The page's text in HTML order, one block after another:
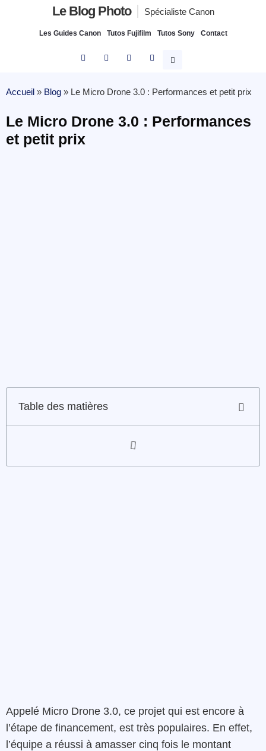
Le Blog Photo Spécialiste Canon
Les Guides Canon Tutos Fujifilm Tutos Sony Contact
Accueil » Blog » Le Micro Drone 3.0 : Performances et petit prix
Le Micro Drone 3.0 : Performances
et petit prix
Table des matières
Appelé Micro Drone 3.0, ce projet qui est encore à
l’étape de financement, est très populaires. En effet,
l’équipe a réussi à amasser cinq fois le montant